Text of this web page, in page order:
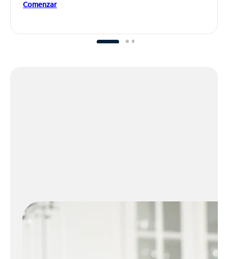
Comenzar